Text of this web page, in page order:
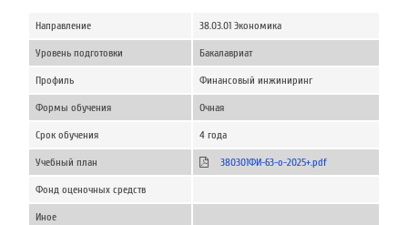
Направление 38.03.01 Экономика
Уровень подготовки Бакалавриат
Профиль Финансовый инжиниринг
Формы обучения Очная
Срок обучения 4 года
Учебный план 380301ФИ-63-о-2025+.pdf
Фонд оценочных средств
Иное